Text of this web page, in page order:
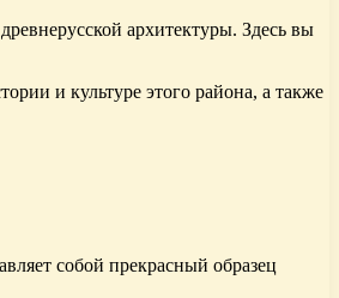
архитектуры. Здесь вы
и культуре этого района, а также
собой прекрасный образец